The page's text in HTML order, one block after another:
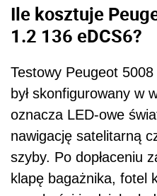
Ile kosztuje
1.2 136 eDCS6?
Testowy Peugeot
był skonfigurowany w
oznacza LED-owe
nawigację satelitarną
szyby. Po dopłaceniu
klapę bagażnika, fotel